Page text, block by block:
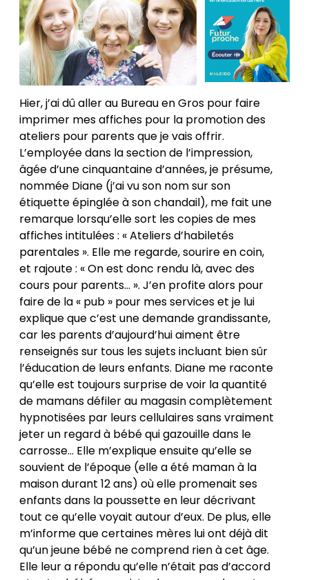
Hier, j’ai dû aller au Bureau en Gros pour faire
imprimer mes affiches pour la promotion des
ateliers pour parents que je vais offrir.
L’employée dans la section de l’impression,
âgée d’une cinquantaine d’années, je présume,
nommée Diane (j’ai vu son nom sur son
étiquette épinglée à son chandail), me fait une
remarque lorsqu’elle sort les copies de mes
affiches intitulées : « Ateliers d’habiletés
parentales ». Elle me regarde, sourire en coin,
et rajoute : « On est donc rendu là, avec des
cours pour parents… ». J’en profite alors pour
faire de la « pub » pour mes services et je lui
explique que c’est une demande grandissante,
car les parents d’aujourd’hui aiment être
renseignés sur tous les sujets incluant bien sûr
l’éducation de leurs enfants. Diane me raconte
qu’elle est toujours surprise de voir la quantité
de mamans défiler au magasin complètement
hypnotisées par leurs cellulaires sans vraiment
jeter un regard à bébé qui gazouille dans le
carrosse… Elle m’explique ensuite qu’elle se
souvient de l’époque (elle a été maman à la
maison durant 12 ans) où elle promenait ses
enfants dans la poussette en leur décrivant
tout ce qu’elle voyait autour d’eux. De plus, elle
m’informe que certaines mères lui ont déjà dit
qu’un jeune bébé ne comprend rien à cet âge.
Elle leur a répondu qu’elle n’était pas d’accord